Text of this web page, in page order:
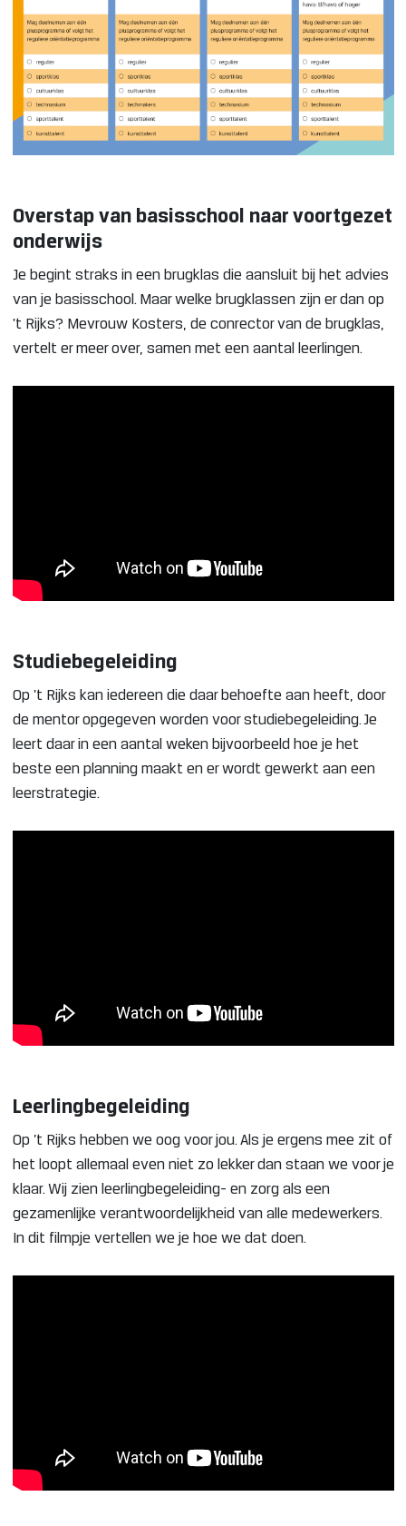
Overstap van basisschool naar voortgezet
onderwijs
Je begint straks in een brugklas die aansluit bij het advies
van je basisschool. Maar welke brugklassen zijn er dan op
't Rijks? Mevrouw Kosters, de conrector van de brugklas,
vertelt er meer over, samen met een aantal leerlingen.
Studiebegeleiding
Op 't Rijks kan iedereen die daar behoefte aan heeft, door
de mentor opgegeven worden voor studiebegeleiding. Je
leert daar in een aantal weken bijvoorbeeld hoe je het
beste een planning maakt en er wordt gewerkt aan een
leerstrategie.
Leerlingbegeleiding
Op ’t Rijks hebben we oog voor jou. Als je ergens mee zit of
het loopt allemaal even niet zo lekker dan staan we voor je
klaar. Wij zien leerlingbegeleiding- en zorg als een
gezamenlijke verantwoordelijkheid van alle medewerkers.
In dit filmpje vertellen we je hoe we dat doen.